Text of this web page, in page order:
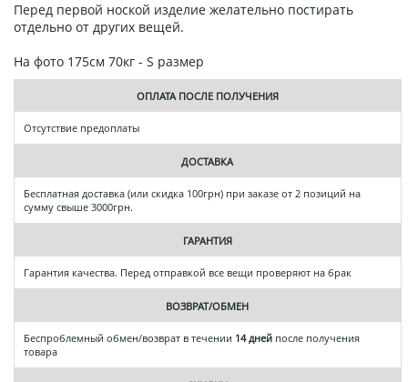
Перед первой ноской изделие желательно постирать
отдельно от других вещей.
На фото 175см 70кг - S размер
ОПЛАТА ПОСЛЕ ПОЛУЧЕНИЯ
Отсутствие предоплаты
ДОСТАВКА
Бесплатная доставка (или скидка 100грн) при заказе от 2 позиций на
сумму свыше 3000грн.
ГАРАНТИЯ
Гарантия качества. Перед отправкой все вещи проверяют на брак
ВОЗВРАТ/ОБМЕН
Беспроблемный обмен/возврат в течении 14 дней после получения
товара